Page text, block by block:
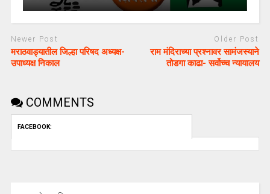
Newer Post
मराठवाड्यातील जिल्हा परिषद अध्यक्ष-
उपाध्यक्ष निकाल
Older Post
राम मंदिराच्या प्रश्नावर सामंजस्याने
तोडगा काढा- सर्वोच्च न्यायालय
COMMENTS
FACEBOOK: